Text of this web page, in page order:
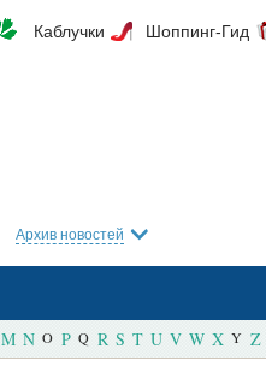
Каблучки Шоппинг-Гид
Архив новостей
M N O P Q R S T U V W X Y Z